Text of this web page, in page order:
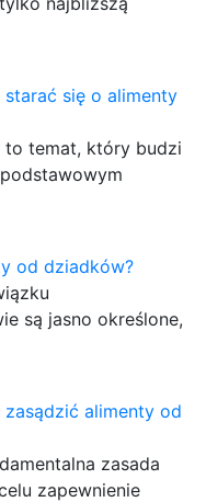
starać się o alimenty
to temat, który budzi
od dziadków?
są jasno określone,
zasądzić alimenty od
zasada
zapewnienie